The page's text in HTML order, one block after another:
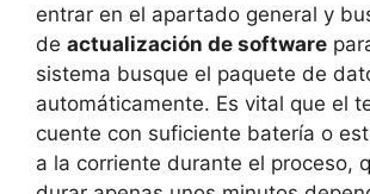
entrar en el apartado general y
de actualización de software
sistema busque el paquete de
automáticamente. Es vital que el
cuente con suficiente batería o
a la corriente durante el proceso,